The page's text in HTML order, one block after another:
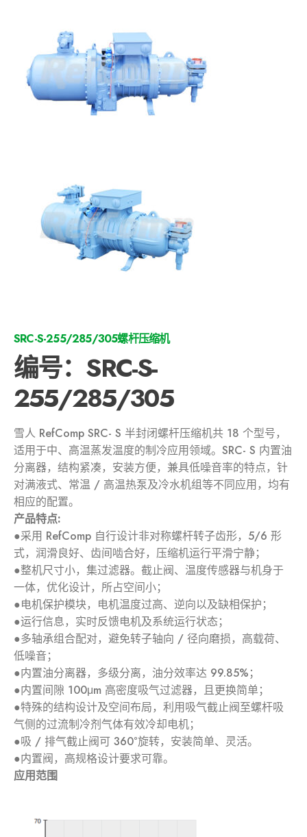
SRC-S-255/285/305螺杆压缩机
编号：SRC-S-
255/285/305
雪人 RefComp SRC- S 半封闭螺杆压缩机共 18 个型号，
适用于中、高温蒸发温度的制冷应用领域。SRC- S 内置油
分离器，结构紧凑，安装方便，兼具低噪音率的特点，针
对满液式、常温 / 高温热泵及冷水机组等不同应用，均有
相应的配置。
产品特点:
●采用 RefComp 自行设计非对称螺杆转子齿形，5/6 形
式，润滑良好、齿间啮合好，压缩机运行平滑宁静；
●整机尺寸小，集过滤器。截止阀、温度传感器与机身于
一体，优化设计，所占空间小；
●电机保护模块，电机温度过高、逆向以及缺相保护；
●运行信息，实时反馈电机及系统运行状态；
●多轴承组合配对，避免转子轴向 / 径向磨损，高载荷、
低噪音；
●内置油分离器，多级分离，油分效率达 99.85%；
●内置间隙 100μm 高密度吸气过滤器，且更换简单；
●特殊的结构设计及空间布局，利用吸气截止阀至螺杆吸
气侧的过流制冷剂气体有效冷却电机；
●吸 / 排气截止阀可 360°旋转，安装简单、灵活。
●内置阀，高规格设计要求可靠。
应用范围